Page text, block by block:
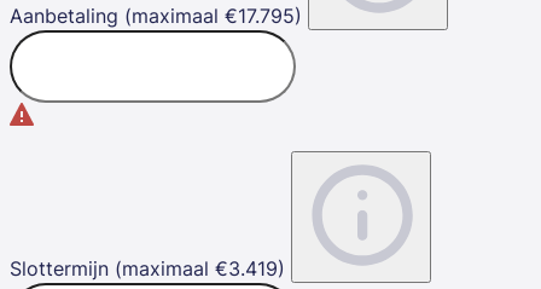
Aanbetaling (maximaal €17.795)
Slottermijn (maximaal €3.419)